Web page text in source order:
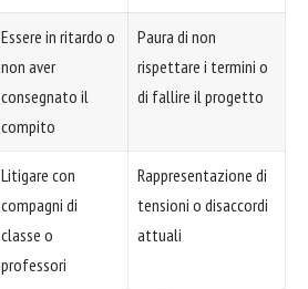
Essere in ritardo o
non aver
consegnato il
compito
Paura di non
rispettare i termini o
di fallire il progetto
Litigare con
compagni di
classe o
professori
Rappresentazione di
tensioni o disaccordi
attuali